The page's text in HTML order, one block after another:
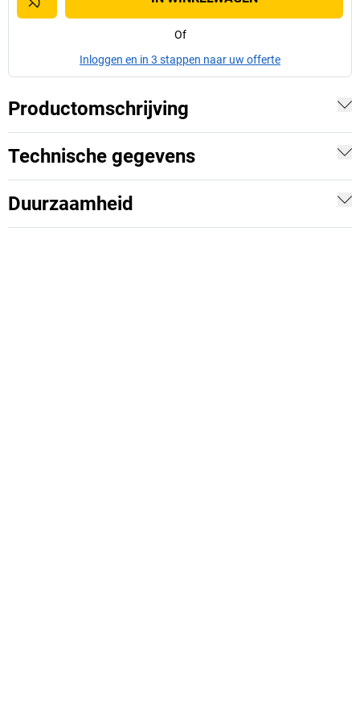
Of
Inloggen en in 3 stappen naar uw offerte
Productomschrijving
Technische gegevens
Duurzaamheid